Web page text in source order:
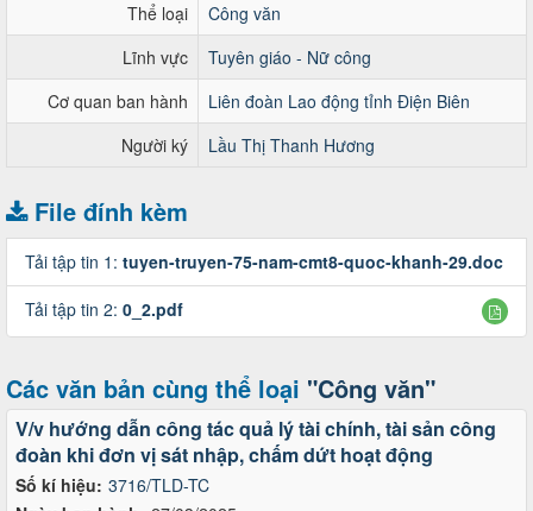
Thể loại
Công văn
Lĩnh vực
Tuyên giáo - Nữ công
Cơ quan ban hành
Liên đoàn Lao động tỉnh Điện Biên
Người ký
Lầu Thị Thanh Hương
File đính kèm
Tải tập tin 1: tuyen-truyen-75-nam-cmt8-quoc-khanh-29.doc
Tải tập tin 2: 0_2.pdf
Các văn bản cùng thể loại "Công văn"
Số kí hiệu: 3716/TLD-TC
V/v hướng dẫn công tác quả lý tài chính, tài sản công
đoàn khi đơn vị sát nhập, chấm dứt hoạt động